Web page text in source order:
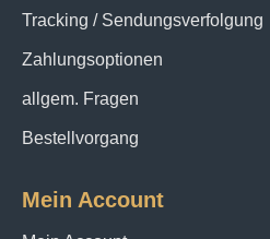
Tracking / Sendungsverfolgung
Zahlungsoptionen
allgem. Fragen
Bestellvorgang
Mein Account